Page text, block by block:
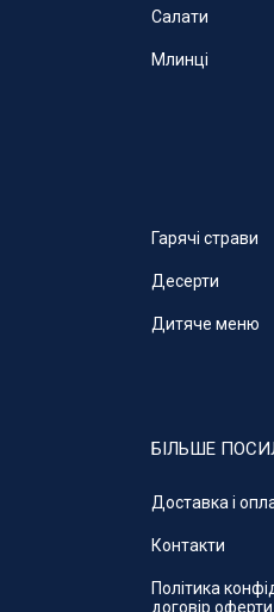
Салати
Млинці
Гарячі страви
Десерти
Дитяче меню
БІЛЬШЕ
Доставка і
Контакти
Політика
договір оферти